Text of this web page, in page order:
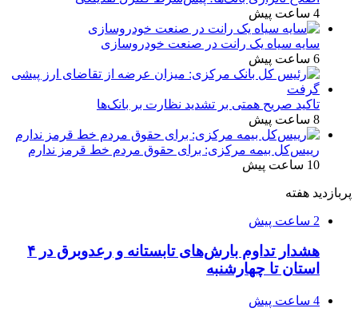
4 ساعت پیش
سایه سیاه یک رانت در صنعت خودروسازی
6 ساعت پیش
تاکید صریح همتی بر تشدید نظارت بر بانک‌ها
8 ساعت پیش
رییس‌کل بیمه مرکزی: برای حقوق مردم خط قرمز ندارم
10 ساعت پیش
پربازدید هفته
2 ساعت پیش
هشدار تداوم بارش‌های تابستانه و رعدوبرق در ۴
استان تا چهارشنبه
4 ساعت پیش